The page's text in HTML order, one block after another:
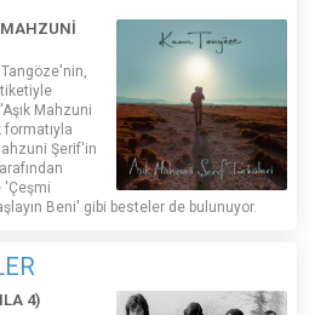
MAHZUNİ
Mahzuni
Şerif'in
'Çeşmi
Beni' gibi besteler de bulunuyor.
4)